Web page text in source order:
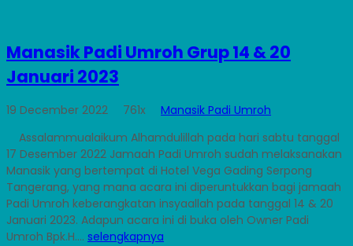
Manasik Padi Umroh Grup 14 & 20
Januari 2023
19 December 2022 761x
Manasik Padi Umroh
Assalammualaikum Alhamdulillah pada hari sabtu tanggal
17 Desember 2022 Jamaah Padi Umroh sudah melaksanakan
Manasik yang bertempat di Hotel Vega Gading Serpong
Tangerang, yang mana acara ini diperuntukkan bagi jamaah
Padi Umroh keberangkatan insyaallah pada tanggal 14 & 20
Januari 2023. Adapun acara ini di buka oleh Owner Padi
Umroh Bpk.H.... selengkapnya